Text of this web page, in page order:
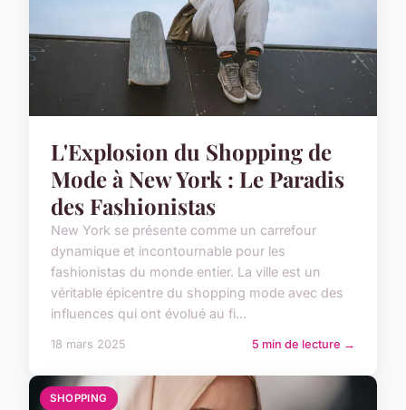
L'Explosion du Shopping de
Mode à New York : Le Paradis
des Fashionistas
New York se présente comme un carrefour
dynamique et incontournable pour les
fashionistas du monde entier. La ville est un
véritable épicentre du shopping mode avec des
influences qui ont évolué au fi...
18 mars 2025 5 min de lecture →
SHOPPING